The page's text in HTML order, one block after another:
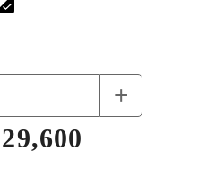
+
29,600